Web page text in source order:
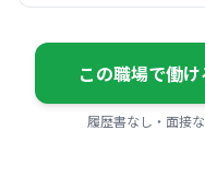
この職場で働け
履歴書なし・面接